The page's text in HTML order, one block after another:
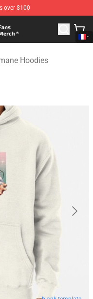
over $100
Merchandise Shop
Hoodies